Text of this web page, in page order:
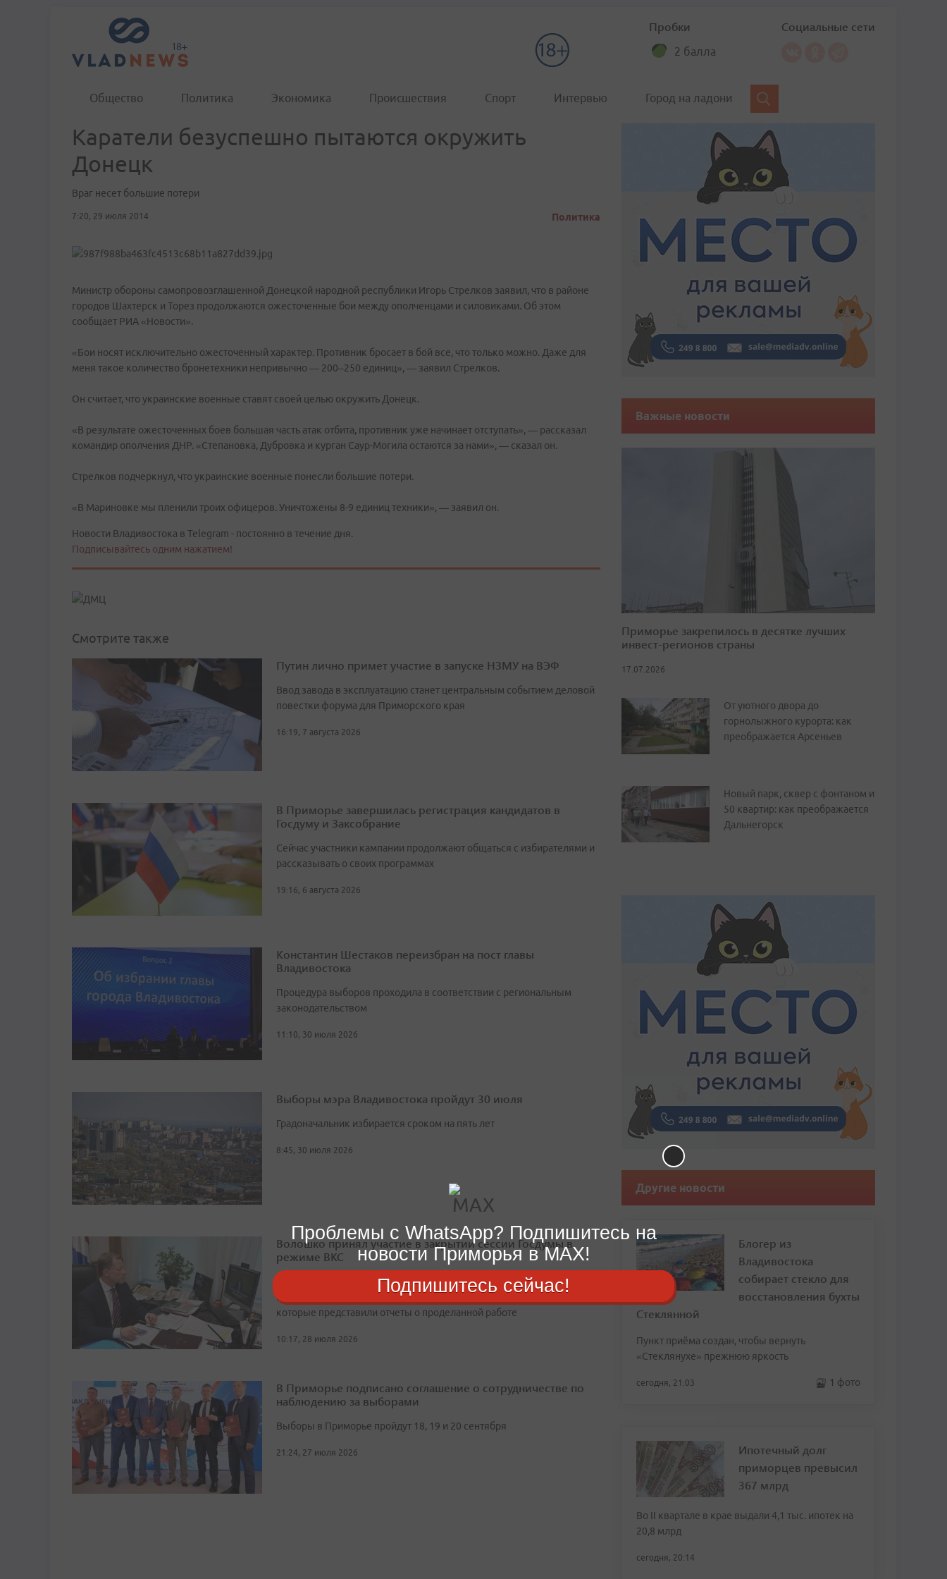
Пробки
2 балла
Социальные сети
Общество Политика Экономика Происшествия Спорт Интервью Город на ладони
Каратели безуспешно пытаются окружить
Донецк
Враг несет большие потери
7:20, 29 июля 2014 Политика
Министр обороны самопровозглашенной Донецкой народной республики Игорь Стрелков заявил, что в районе
городов Шахтерск и Торез продолжаются ожесточенные бои между ополченцами и силовиками. Об этом
сообщает РИА «Новости».
«Бои носят исключительно ожесточенный характер. Противник бросает в бой все, что только можно. Даже для
меня такое количество бронетехники непривычно — 200–250 единиц», — заявил Стрелков.
Он считает, что украинские военные ставят своей целью окружить Донецк.
«В результате ожесточенных боев большая часть атак отбита, противник уже начинает отступать», — рассказал
командир ополчения ДНР. «Степановка, Дубровка и курган Саур-Могила остаются за нами», — сказал он.
Стрелков подчеркнул, что украинские военные понесли большие потери.
«В Мариновке мы пленили троих офицеров. Уничтожены 8-9 единиц техники», — заявил он.
Новости Владивостока в Telegram - постоянно в течение дня.
Подписывайтесь одним нажатием!
Смотрите также
Путин лично примет участие в запуске НЗМУ на ВЭФ
Ввод завода в эксплуатацию станет центральным событием деловой
повестки форума для Приморского края
16:19, 7 августа 2026
В Приморье завершилась регистрация кандидатов в
Госдуму и Заксобрание
Сейчас участники кампании продолжают общаться с избирателями и
рассказывать о своих программах
19:16, 6 августа 2026
Константин Шестаков переизбран на пост главы
Владивостока
Процедура выборов проходила в соответствии с региональным
законодательством
11:10, 30 июля 2026
Выборы мэра Владивостока пройдут 30 июля
Градоначальник избирается сроком на пять лет
8:45, 30 июля 2026
Волошко принял участие в закрытии сессии Госдумы в
режиме ВКС
Центральным событием заседания стали выступления председателя
Госдумы Вячеслава Володина и лидеров всех пяти думских фракций,
которые представили отчеты о проделанной работе
10:17, 28 июля 2026
В Приморье подписано соглашение о сотрудничестве по
наблюдению за выборами
Выборы в Приморье пройдут 18, 19 и 20 сентября
21:24, 27 июля 2026
Важные новости
Приморье закрепилось в десятке лучших
инвест-регионов страны
17.07.2026
От уютного двора до
горнолыжного курорта: как
преображается Арсеньев
Новый парк, сквер с фонтаном и
50 квартир: как преображается
Дальнегорск
Другие новости
Блогер из
Владивостока
собирает стекло для
восстановления бухты
Стеклянной
Пункт приёма создан, чтобы вернуть
«Стеклянухе» прежнюю яркость
сегодня, 21:03 1 фото
Ипотечный долг
приморцев превысил
367 млрд
Во II квартале в крае выдали 4,1 тыс. ипотек на
20,8 млрд
сегодня, 20:14
Проблемы с WhatsApp? Подпишитесь на
новости Приморья в MAX!
Подпишитесь сейчас!